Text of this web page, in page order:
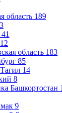
область 189
41
12
область 183
85
14
8
Башкортостан
9